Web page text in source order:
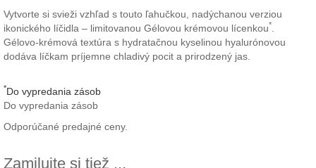
Vytvorte si svieži vzhľad s touto ľahučkou, nadýchanou verziou
ikonického líčidla – limitovanou Gélovou krémovou lícenkou*
Gélovo-krémová textúra s hydratačnou kyselinou hyalurónovou
dodáva líčkam príjemne chladivý pocit a prirodzený jas.
*Do vypredania zásob
Do vypredania zásob
Odporúčané predajné ceny.
Zamilujte si tiež ...